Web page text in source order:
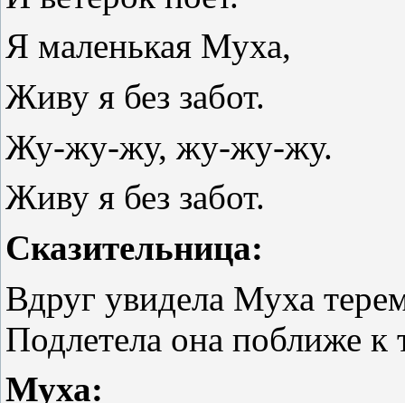
Я маленькая Муха,
Живу я без забот.
Жу-жу-жу, жу-жу-жу.
Живу я без забот.
Сказительница:
Вдруг увидела Муха
Подлетела она поближе к
Муха: